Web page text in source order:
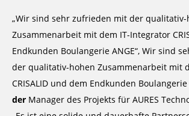
„Wir sind sehr zufrieden mit der qualitativ-
Zusammenarbeit mit dem IT-Integrator
Endkunden Boulangerie ANGE“, Wir sind
der qualitativ-hohen Zusammenarbeit mit
CRISALID und dem Endkunden Boulangerie
der Manager des Projekts für AURES